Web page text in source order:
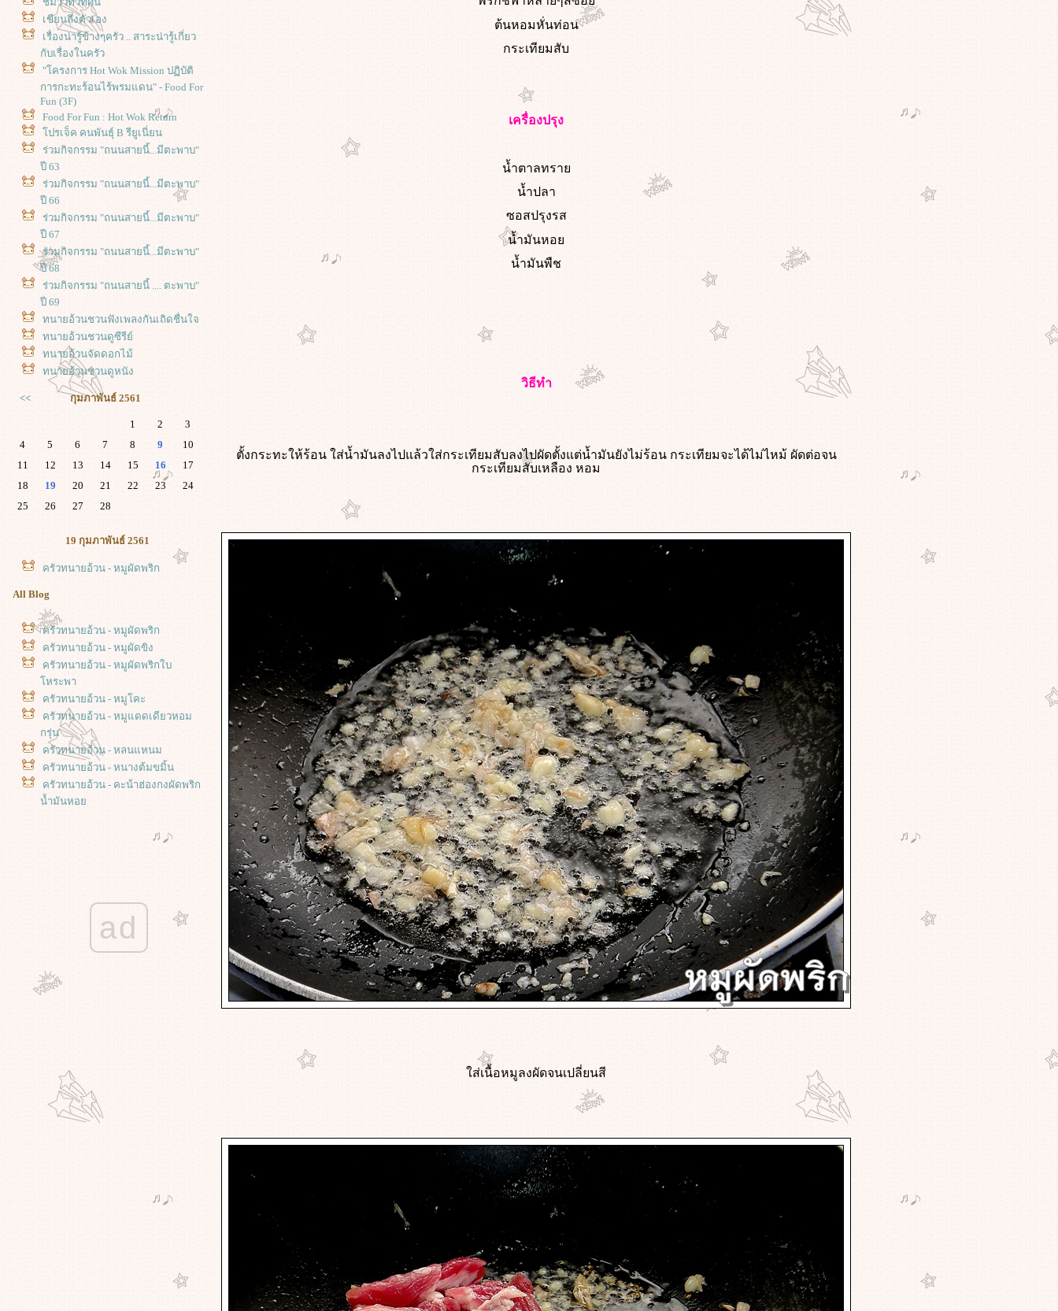
เขียนถึงตัวเอง
เรื่องน่ารู้ข้างๆครัว .. สาระน่ารู้เกี่ยว
กับเรื่องในครัว
"โครงการ Hot Wok Mission ปฏิบัติ
การกะทะร้อนไร้พรมแดน" - Food For
Fun (3F)
Food For Fun : Hot Wok Return
ปรเจ็ค คนพันธุ์ B รียูเนี่ยน
ร่วมกิจกรรม "ถนนสายนี้...มีตะพาบ"
ปี 63
ร่วมกิจกรรม "ถนนสายนี้...มีตะพาบ"
ปี 66
ร่วมกิจกรรม "ถนนสายนี้...มีตะพาบ"
ปี 67
ร่วมกิจกรรม "ถนนสายนี้...มีตะพาบ"
ปี 68
ร่วมกิจกรรม "ถนนสายนี้ .... ตะพาบ"
ปี 69
ทนายอ้วนชวนฟังเพลงกันเถิดชื่นใจ
ทนายอ้วนชวนดูซีรีย์
ทนายอ้วนจัดดอกไม้
ทนายอ้วนชวนดูหนัง
<< กุมภาพันธ์ 2561
1 2
3
4
5 6 7 8 9
10
11
12 13 14 15 16
17
18
19 20 21 22 23
24
25
26 27 28
19 กุมภาพันธ์ 2561
ครัวทนายอ้วน - หมูผัดพริก
All Blog
ครัวทนายอ้วน - หมูผัดพริก
ครัวทนายอ้วน - หมูผัดขิง
ครัวทนายอ้วน - หมูผัดพริกใบ
หระพา
ครัวทนายอ้วน - หมูโคะ
ครัวทนายอ้วน - หมูแดดเดียวหอม
กรุ่น
ครัวทนายอ้วน - หลนแหนม
ครัวทนายอ้วน - หนางต้มขมิ้น
ครัวทนายอ้วน - คะน้าฮ่องกงผัดพริก
น้ำมันหอ
คราบบบบ - ผัดกระเพราถั่ว
ไว้กินแก้หนาว - ต้มจืดมะระยัดไส้ทรง
ครัวทนายอ้วน - เสิร์ฟอาหารโบราณ -
ครัวทนายอ้วน - อาหารจานโปรดอีก
จาน - ข้าวมันไก่
เส้นผัดแหนมใส่ดอกขจรไร้น้ำมัน
ครัวทนายอ้วน - โพสแบบรายปักษ์
มากๆ .. ธุระเยอะไปหมด - ข้าวต้มกุ้ง
ส่ขิง
... ฟิลล .... ของฉัน - สปาเกตตี้กุ้งผัดน้ำ
ครัวทนายอ้วน - เมื่อวานหนีไปเที่ยว
มาอีกหนึ่งวันคราบ - แกงส้มไหลบัวกุ้ง
ad
ต้นหอมหั่นท่อน
กระเทียมสับ
เครื่องปรุง
น้ำตาลทรา
น้ำปลา
ซอสปรุงรส
น้ำมันหอ
น้ำมันพืช
วิธีทำ
ตั้งกระทะให้ร้อน ใส่น้ำมันลงไปแล้วใส่กระเทียมสับลงไปผัดตั้งแต่น้ำมันยังไม่ร้อน กระเทียมจะได้ไม่ไหม้ ผัดต่อจน
กระเทียมสับเหลือง หอม
ส่เนื้อหมูลงผัดจนเปลี่ยนสี